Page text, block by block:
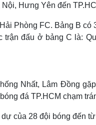
Hưng Yên đến
Phòng FC. Bảng B có
trận đấu ở bảng C là:
Nhất, Lâm Đồng
đá TP.HCM chạm
của 28 đội bóng đến